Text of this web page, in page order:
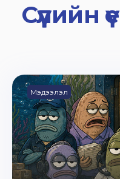
Сүүлийн
Мэдээлэл